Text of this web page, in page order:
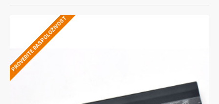
PROVERITE RASPOLOŽIVOST